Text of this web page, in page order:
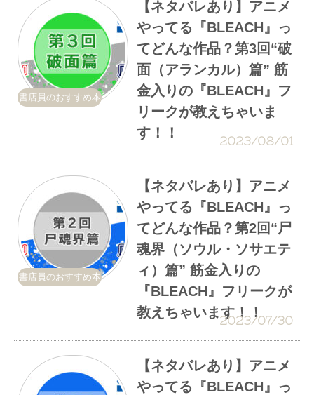
書店員のおすすめ本
【ネタバレあり】アニメ
やってる『BLEACH』っ
てどんな作品？第3回“破
面（アランカル）篇” 筋
金入りの『BLEACH』フ
リークが教えちゃいま
す！！
2023/08/01
書店員のおすすめ本
【ネタバレあり】アニメ
やってる『BLEACH』っ
てどんな作品？第2回“尸
魂界（ソウル・ソサエテ
ィ）篇” 筋金入りの
『BLEACH』フリークが
教えちゃいます！！
2023/07/30
【ネタバレあり】アニメ
やってる『BLEACH』っ